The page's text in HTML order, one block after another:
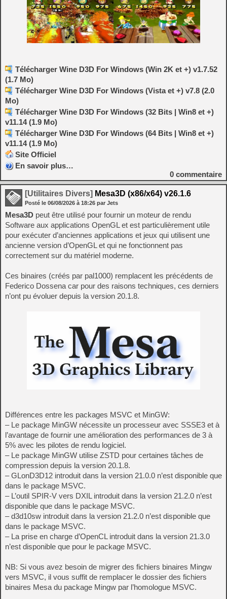
Télécharger Wine D3D For Windows (Win 2K et +) v1.7.52
(1.7 Mo)
Télécharger Wine D3D For Windows (Vista et +) v7.8 (2.0
Mo)
Télécharger Wine D3D For Windows (32 Bits | Win8 et +)
v11.14 (1.9 Mo)
Télécharger Wine D3D For Windows (64 Bits | Win8 et +)
v11.14 (1.9 Mo)
Site Officiel
En savoir plus…
0 commentaire
[Utilitaires Divers] Mesa3D (x86/x64) v26.1.6
Posté le 06/08/2026 à 18:26 par Jets
Mesa3D peut être utilisé pour fournir un moteur de rendu
Software aux applications OpenGL et est particulièrement utile
pour exécuter d’anciennes applications et jeux qui utilisent une
ancienne version d’OpenGL et qui ne fonctionnent pas
correctement sur du matériel moderne.
Ces binaires (créés par pal1000) remplacent les précédents de
Federico Dossena car pour des raisons techniques, ces derniers
n’ont pu évoluer depuis la version 20.1.8.
Différences entre les packages MSVC et MinGW:
– Le package MinGW nécessite un processeur avec SSSE3 et à
l’avantage de fournir une amélioration des performances de 3 à
5% avec les pilotes de rendu logiciel.
– Le package MinGW utilise ZSTD pour certaines tâches de
compression depuis la version 20.1.8.
– GLonD3D12 introduit dans la version 21.0.0 n’est disponible que
dans le package MSVC.
– L’outil SPIR-V vers DXIL introduit dans la version 21.2.0 n’est
disponible que dans le package MSVC.
– d3d10sw introduit dans la version 21.2.0 n’est disponible que
dans le package MSVC.
– La prise en charge d’OpenCL introduit dans la version 21.3.0
n’est disponible que pour le package MSVC.
NB: Si vous avez besoin de migrer des fichiers binaires Mingw
vers MSVC, il vous suffit de remplacer le dossier des fichiers
binaires Mesa du package Mingw par l’homologue MSVC.